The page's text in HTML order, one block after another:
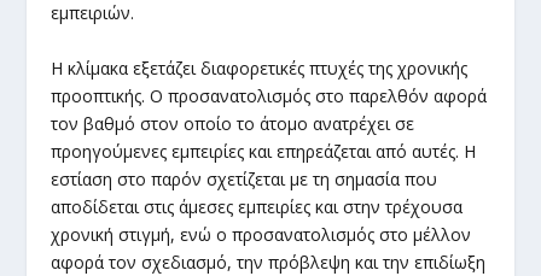
εμπειριών.
Η κλίμακα εξετάζει διαφορετικές πτυχές της χρονικής
προοπτικής. Ο προσανατολισμός στο παρελθόν αφορά
τον βαθμό στον οποίο το άτομο ανατρέχει σε
προηγούμενες εμπειρίες και επηρεάζεται από αυτές. Η
εστίαση στο παρόν σχετίζεται με τη σημασία που
αποδίδεται στις άμεσες εμπειρίες και στην τρέχουσα
χρονική στιγμή, ενώ ο προσανατολισμός στο μέλλον
αφορά τον σχεδιασμό, την πρόβλεψη και την επιδίωξη